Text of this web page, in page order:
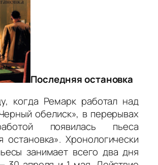
Последняя остановка
когда Ремарк работал над
обелиск», в перерывах
появилась пьеса
остановка». Хронологически
занимает всего два дня